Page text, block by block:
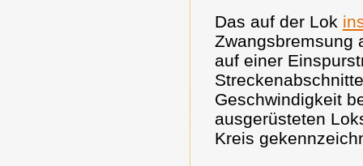
Das auf der Lok
Zwangsbremsung
auf einer
Geschwindigkeit
ausgerüsteten
Kreis